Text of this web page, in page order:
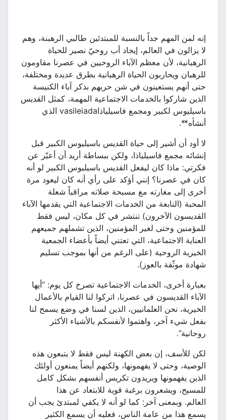
إنه لمن المهم جداً بالنسبة للمبتدئين طالبي الرهبنة، وهم
لا يزالون في العالم، إيجاد أب روحيّ نصير للحياة
الرهبانية، لأن معظم الآباء الروحيين في عصرنا مقاومون
للرهبان ويحاربون الحياة الرهبانية بطرق عديدة ومختلفة،
حتى أنهم يستعينون في شن حربهم بذكر آباء الكنيسة
الذين شاركوا بالخدمات الاجتماعية المهمة، كمثل القديس
باسيليوس لكبير ومجمع فاسيلياذاvasileiada الذي
أنشأه**.
لا أود أن أشير إلى حياة القديس باسيليوس الكبير قبل
إنشائه مجمع فاسيلياذا، ولكن ببساطة أريد أن أعبّر عن
فكرتي: ماذا كان ليفعل القديس باسيليوس الكبير لو أنه
كان في عصرنا؟ إنني أؤكد على رأي أنه كان ليعود مرة
أخرى إلى مغارته مع مسبحة صلاته مراقباً شعلة
المحبة (النابعة من الخدمات الاجتماعية التي يقدمها الآباء
القديسون الآخرون) تنتشر في كل مكان، ليس فقط
للمؤمنين وحتى لغير المؤمنين، الذين تشملهم جميعهم
العناية الاجتماعية، التي تعتني أيضاً بأعضاء الجمعية
الخيرية الروحية (على الرغم من أنها بموجب تسليم
شهادة موثّقة بالعوز).
بعبارة أخرى، الخدمات الاجتماعية تصرخ كل يوم: “أيها
الآباء القديسون في عصرنا، اتركوا لنا القيام بالأعمال
الخيرية، نحن العلمانيين، الذين لسنا في وضع يسمح لنا
بفعل شيء آخر، واهتموا لأنفسكم بالأشياء الأكثر
روحانية“.
لكن للأسف، إن بعض الكهنة ليس فقط لا يتبعون هذه
الوصية، وحتى لا يفهمونها، ولكنهم أيضاً يمنعون أولئك
الذين يفهمونها ويريدون تكريس أنفسهم بشكل كامل
للمسيح، ويشعرون برغبة قوية للابتعاد عن هذا
العالم. وبمعنى آخر: كما لو أنه لا يكفي لمبتدئ يجب أن
يسمع هذا من عامة الناس، فعليه أن يسمع الكثير